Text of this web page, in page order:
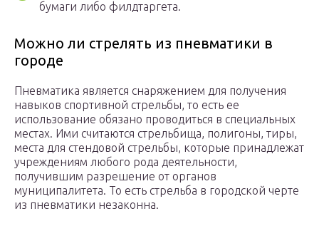
бумаги либо филдтаргета.
Можно ли стрелять из пневматики в
городе
Пневматика является снаряжением для получения
навыков спортивной стрельбы, то есть ее
использование обязано проводиться в специальных
местах. Ими считаются стрельбища, полигоны, тиры,
места для стендовой стрельбы, которые принадлежат
учреждениям любого рода деятельности,
получившим разрешение от органов
муниципалитета. То есть стрельба в городской черте
из пневматики незаконна.